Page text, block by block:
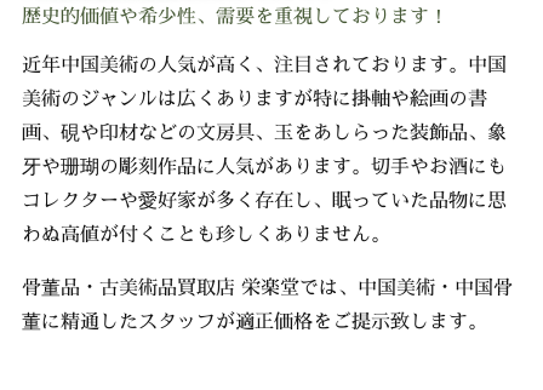
歴史的価値や希少性、需要を重視しております！
近年中国美術の人気が高く、注目されております。中国
美術のジャンルは広くありますが特に掛軸や絵画の書
画、硯や印材などの文房具、玉をあしらった装飾品、象
牙や珊瑚の彫刻作品に人気があります。切手やお酒にも
コレクターや愛好家が多く存在し、眠っていた品物に思
わぬ高値が付くことも珍しくありません。
骨董品・古美術品買取店 栄楽堂では、中国美術・中国骨
董に精通したスタッフが適正価格をご提示致します。